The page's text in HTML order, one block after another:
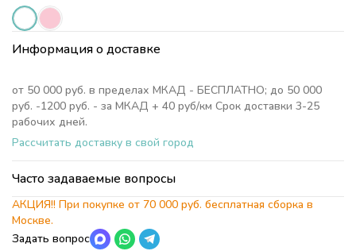
Информация о доставке
от 50 000 руб. в пределах МКАД - БЕСПЛАТНО; до 50 000
руб. -1200 руб. - за МКАД + 40 руб/км Срок доставки 3-25
рабочих дней.
Рассчитать доставку в свой город
Часто задаваемые вопросы
АКЦИЯ!! При покупке от 70 000 руб. бесплатная сборка в
Москве.
Задать вопрос